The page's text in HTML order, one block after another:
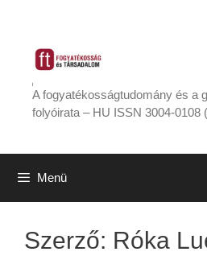
tartalomba
A fogyatékosságtudomány és a
folyóirata – HU ISSN 3004-0108
Menü
Szerző: Róka